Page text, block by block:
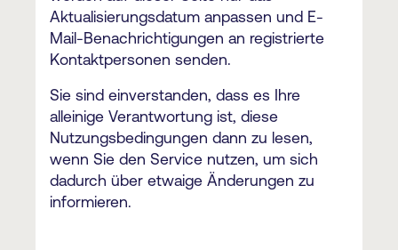
Aktualisierungsdatum anpassen und E-
Mail-Benachrichtigungen an registrierte
Kontaktpersonen senden.
Sie sind einverstanden, dass es Ihre
alleinige Verantwortung ist, diese
Nutzungsbedingungen dann zu lesen,
wenn Sie den Service nutzen, um sich
dadurch über etwaige Änderungen zu
informieren.